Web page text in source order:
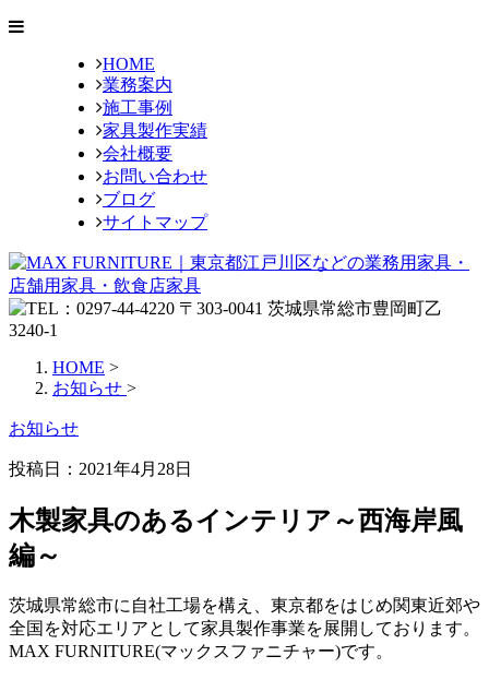
HOME
業務案内
施工事例
家具製作実績
会社概要
お問い合わせ
ブログ
サイトマップ
HOME >
お知らせ >
お知らせ
投稿日： 2021年4月28日
木製家具のあるインテリア～西海岸風
編～
茨城県常総市に自社工場を構え、東京都をはじめ関東近郊や
全国を対応エリアとして家具製作事業を展開しております。
MAX FURNITURE(マックスファニチャー)です。